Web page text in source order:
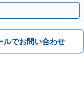
】
ルでお問い合わせ